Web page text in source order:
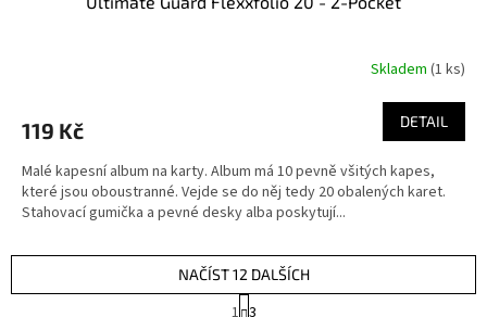
Skladem (1 ks)
119 Kč DETAIL
Malé kapesní album na karty. Album má 10 pevně všitých kapes,
které jsou oboustranné. Vejde se do něj tedy 20 obalených karet.
Stahovací gumička a pevné desky alba poskytují...
NAČÍST 12 DALŠÍCH
S